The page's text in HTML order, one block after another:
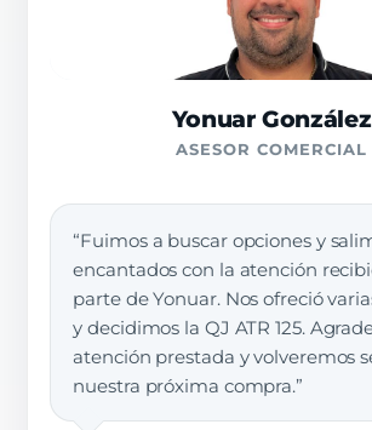
Yonuar González
ASESOR COMERCIAL
“Fuimos a buscar opciones y
encantados con la atención
parte de Yonuar. Nos ofreció
y decidimos la QJ ATR 125.
atención prestada y volveremos
nuestra próxima compra.”